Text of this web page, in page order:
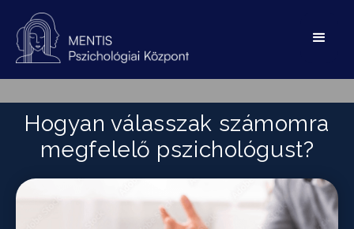
Hogyan válasszak számomra
megfelelő pszichológust?